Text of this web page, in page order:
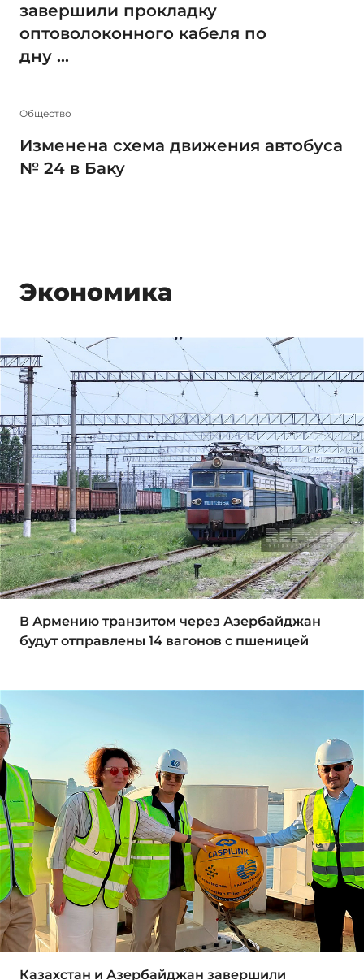
завершили прокладку
оптоволоконного кабеля по
дну ...
Общество
Изменена схема движения автобуса
№ 24 в Баку
Экономика
В Армению транзитом через Азербайджан
будут отправлены 14 вагонов с пшеницей
Казахстан и Азербайджан завершили